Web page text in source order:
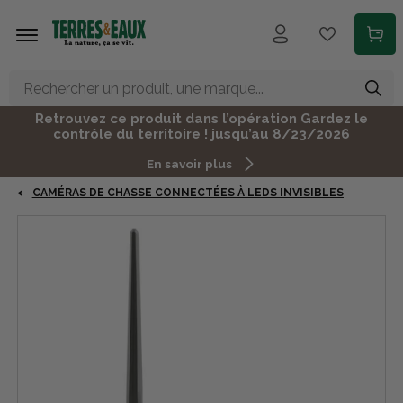
Retrouvez ce produit dans l’opération Gardez le
contrôle du territoire ! jusqu’au 8/23/2026
En savoir plus
CAMÉRAS DE CHASSE CONNECTÉES À LEDS INVISIBLES